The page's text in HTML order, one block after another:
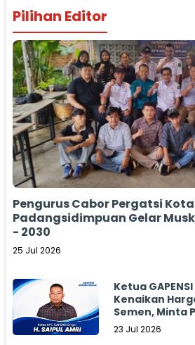
Pilihan Editor
Pengurus Cabor Pergatsi Kota
Padangsidimpuan Gelar
- 2030
25 Jul 2026
Ketua
Kenaikan
Semen, Minta
Bertindak
23 Jul 2026